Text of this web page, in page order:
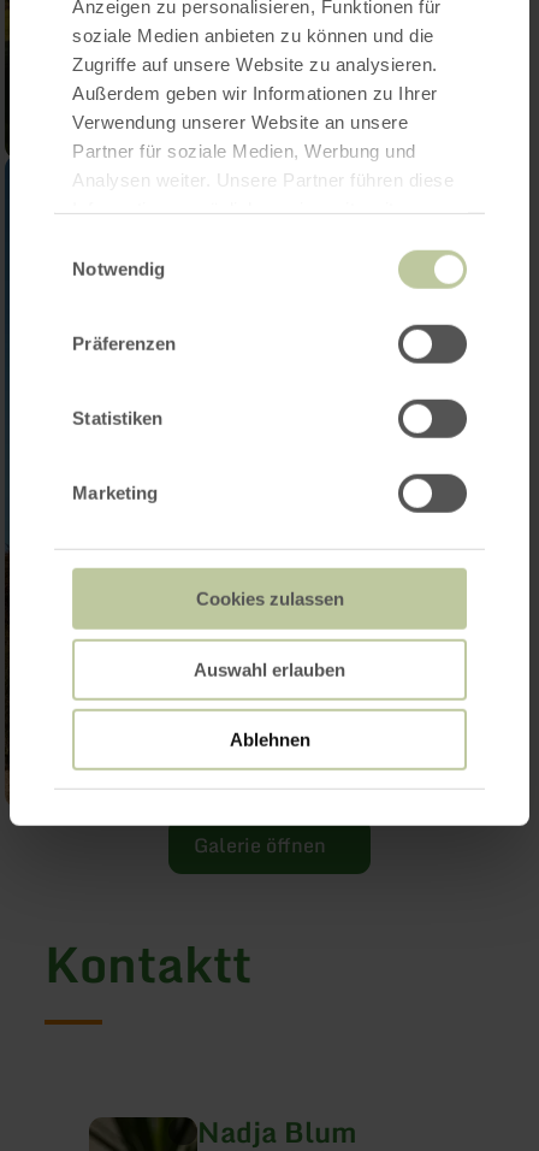
Anzeigen zu personalisieren, Funktionen für
soziale Medien anbieten zu können und die
Zugriffe auf unsere Website zu analysieren.
Außerdem geben wir Informationen zu Ihrer
Verwendung unserer Website an unsere
Partner für soziale Medien, Werbung und
Analysen weiter. Unsere Partner führen diese
haben oder die sie im Rahmen Ihrer Nutzung
Notwendig
Präferenzen
Statistiken
Marketing
Cookies zulassen
Auswahl erlauben
Ablehnen
Galerie öffnen
Kontaktt
Nadja Blum